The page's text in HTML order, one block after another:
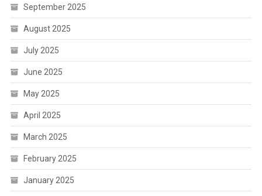
September 2025
August 2025
July 2025
June 2025
May 2025
April 2025
March 2025
February 2025
January 2025